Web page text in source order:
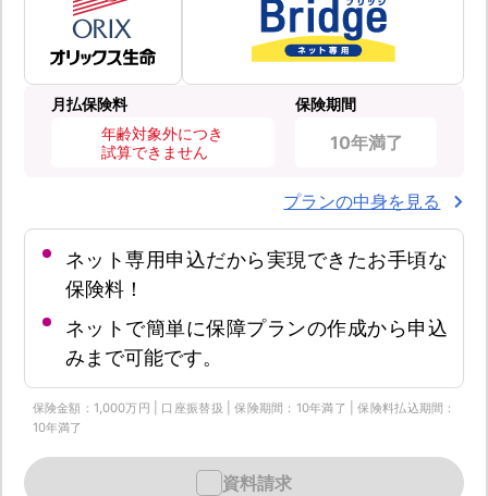
月払保険料
年齢対象外につき
試算できません
保険期間
10年満了
プランの中身を見る
ネット専用申込だから実現できたお手頃な
保険料！
ネットで簡単に保障プランの作成から申込
みまで可能です。
保険金額：1,000万円 | 口座振替扱 | 保険期間：10年満了 | 保険料払込期間：
10年満了
資料請求